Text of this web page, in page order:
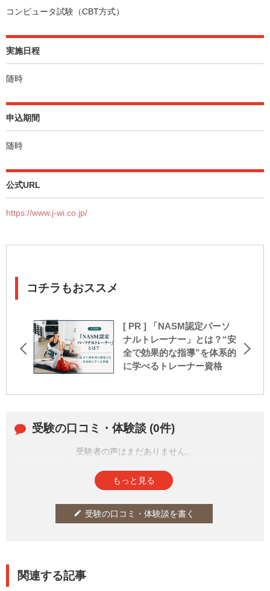
コンピュータ試験（CBT方式）
実施日程
随時
申込期間
随時
公式URL
https://www.j-wi.co.jp/
コチラもおススメ
[ PR ] 「NASM認定パーソ
ナルトレーナー」とは？“安
全で効果的な指導”を体系的
に学べるトレーナー資格
受験の口コミ・体験談 (0件)
受験者の声はまだありません。
もっと見る
edit 受験の口コミ・体験談を書く
関連する記事